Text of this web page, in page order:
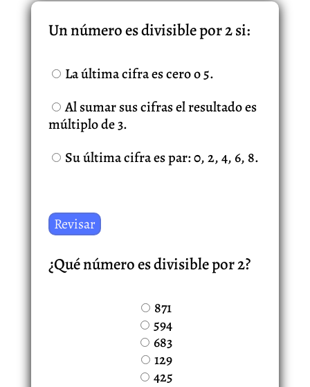
Un número es divisible por 2 si:
La última cifra es cero o 5.
Al sumar sus cifras el resultado es
múltiplo de 3.
Su última cifra es par: 0, 2, 4, 6, 8.
¿Qué número es divisible por 2?
871
594
683
129
425